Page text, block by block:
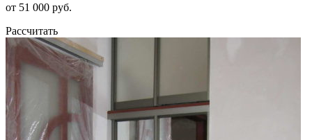
от 51 000 руб.
Рассчитать